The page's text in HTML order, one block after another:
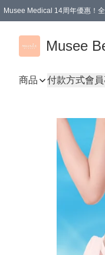
Musee Medical 14周年優惠！
Musee
商品 付款方式會